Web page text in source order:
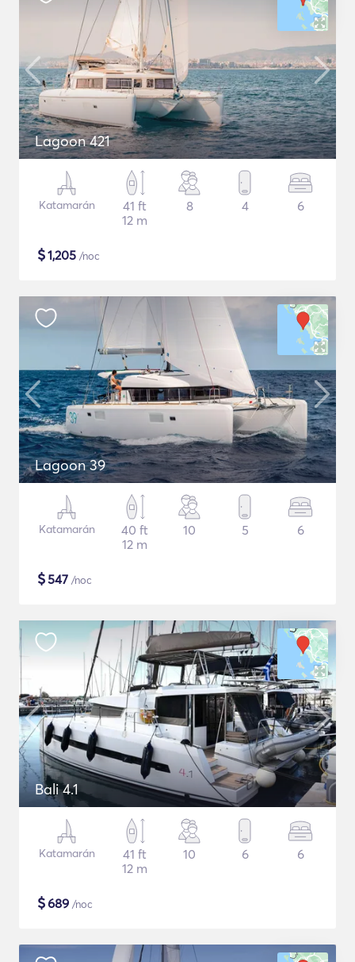
Lagoon 421
Katamarán
41 ft
12 m
8 4 6
$1,205 /noc
Lagoon 39
Katamarán
40 ft
12 m
10 5 6
$547 /noc
Bali 4.1
Katamarán
41 ft
12 m
10 6 6
$689 /noc